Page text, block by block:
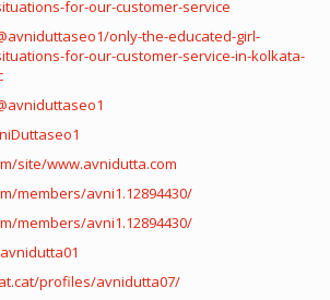
for-our-customer-service
only-the-educated-girl-
for-our-customer-service-in-kolkata-
site/www.avnidutta.com
members/avni1.12894430/
members/avni1.12894430/
profiles/avnidutta07/